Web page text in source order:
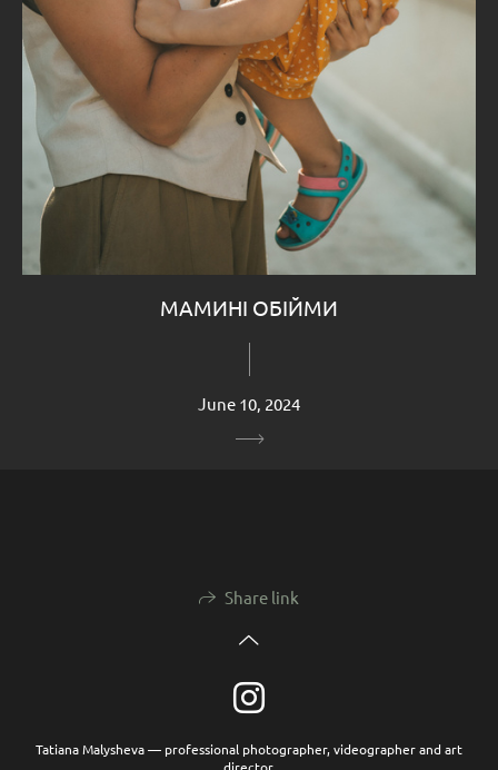
МАМИНІ ОБІЙМИ
June 10, 2024
Share link
Tatiana Malysheva — professional photographer, videographer and art
director.